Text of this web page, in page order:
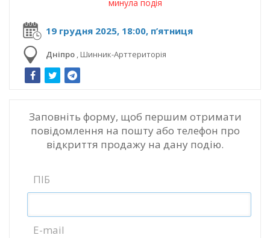
19 грудня 2025, 18:00, п’ятниця
Дніпро , Шинник-Арттериторія
минула подія
Заповніть форму, щоб першим отримати
повідомлення на пошту або телефон про
відкриття продажу на дану подію.
ПІБ
E-mail